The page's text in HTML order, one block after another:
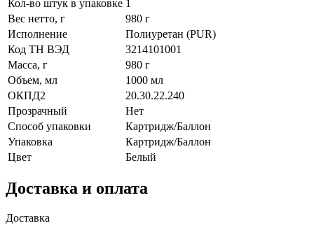
Кол-во штук в упаковке 1
Вес нетто, г
980 г
Исполнение
Полиуретан (PUR)
Код ТН ВЭД
3214101001
Масса, г
980 г
Объем, мл
1000 мл
ОКПД2
20.30.22.240
Прозрачный
Нет
Способ упаковки
Картридж/Баллон
Упаковка
Картридж/Баллон
Цвет
Белый
Доставка и оплата
Доставка